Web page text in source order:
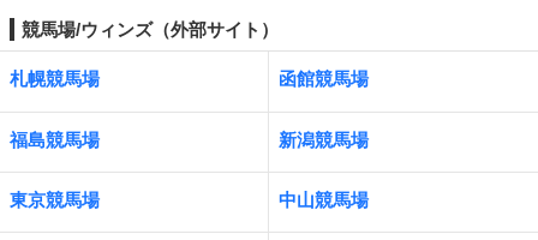
競馬場/ウィンズ（外部サイト）
札幌競馬場 函館競馬場
福島競馬場 新潟競馬場
東京競馬場 中山競馬場